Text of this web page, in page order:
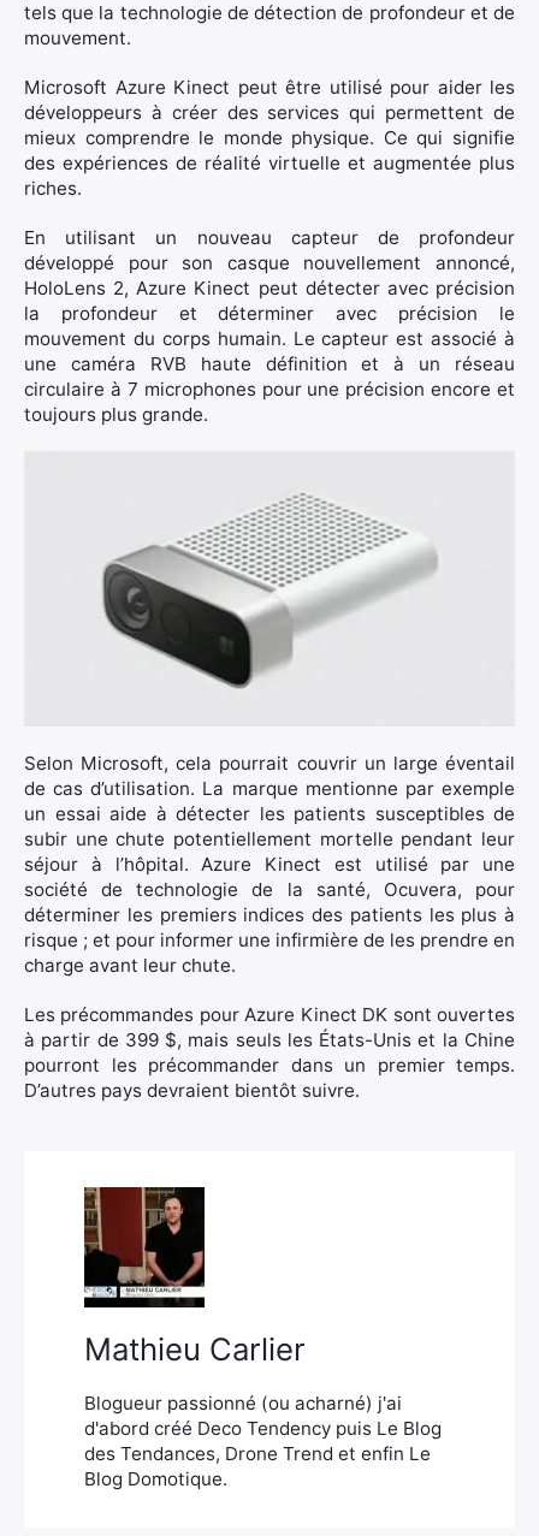
tels que la technologie de détection de profondeur et de
mouvement.
Microsoft Azure Kinect peut être utilisé pour aider les
développeurs à créer des services qui permettent de
mieux comprendre le monde physique. Ce qui signifie
des expériences de réalité virtuelle et augmentée plus
riches.
En utilisant un nouveau capteur de profondeur
développé pour son casque nouvellement annoncé,
HoloLens 2, Azure Kinect peut détecter avec précision
la profondeur et déterminer avec précision le
mouvement du corps humain. Le capteur est associé à
une caméra RVB haute définition et à un réseau
circulaire à 7 microphones pour une précision encore et
toujours plus grande.
Selon Microsoft, cela pourrait couvrir un large éventail
de cas d’utilisation. La marque mentionne par exemple
un essai aide à détecter les patients susceptibles de
subir une chute potentiellement mortelle pendant leur
séjour à l’hôpital. Azure Kinect est utilisé par une
société de technologie de la santé, Ocuvera, pour
déterminer les premiers indices des patients les plus à
risque ; et pour informer une infirmière de les prendre en
charge avant leur chute.
Les précommandes pour Azure Kinect DK sont ouvertes
à partir de 399 $, mais seuls les États-Unis et la Chine
pourront les précommander dans un premier temps.
D’autres pays devraient bientôt suivre.
Mathieu Carlier
Blogueur passionné (ou acharné) j'ai
d'abord créé Deco Tendency puis Le Blog
des Tendances, Drone Trend et enfin Le
Blog Domotique.